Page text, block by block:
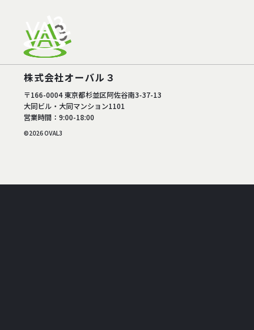
株式会社オーバル３
〒166-0004 東京都杉並区阿佐谷南3-37-13
大同ビル・大同マンション1101
営業時間：9:00-18:00
©2026 OVAL3